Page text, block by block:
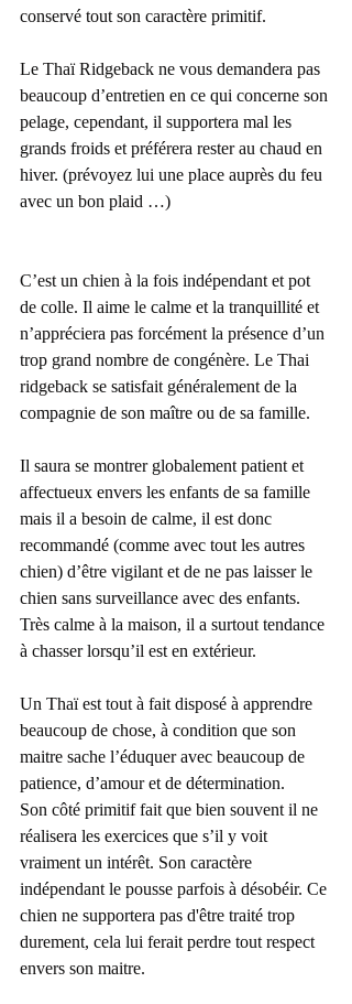
conservé tout son caractère primitif.
Le Thaï Ridgeback ne vous demandera pas
beaucoup d’entretien en ce qui concerne son
pelage, cependant, il supportera mal les
grands froids et préférera rester au chaud en
hiver. (prévoyez lui une place auprès du feu
avec un bon plaid …)
C’est un chien à la fois indépendant et pot
de colle. Il aime le calme et la tranquillité et
n’appréciera pas forcément la présence d’un
trop grand nombre de congénère. Le Thai
ridgeback se satisfait généralement de la
compagnie de son maître ou de sa famille.
Il saura se montrer globalement patient et
affectueux envers les enfants de sa famille
mais il a besoin de calme, il est donc
recommandé (comme avec tout les autres
chien) d’être vigilant et de ne pas laisser le
chien sans surveillance avec des enfants.
Très calme à la maison, il a surtout tendance
à chasser lorsqu’il est en extérieur.
Un Thaï est tout à fait disposé à apprendre
beaucoup de chose, à condition que son
maitre sache l’éduquer avec beaucoup de
patience, d’amour et de détermination.
Son côté primitif fait que bien souvent il ne
réalisera les exercices que s’il y voit
vraiment un intérêt. Son caractère
indépendant le pousse parfois à désobéir. Ce
chien ne supportera pas d'être traité trop
durement, cela lui ferait perdre tout respect
envers son maitre.